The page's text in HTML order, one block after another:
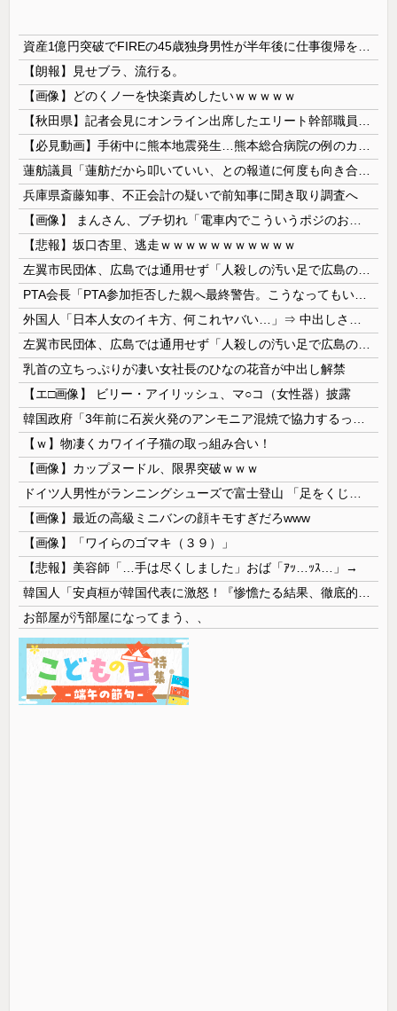
【朗報】見せブラ、流行る。
【画像】どのくノ一を快楽責めしたいｗｗｗｗｗ
兵庫県斎藤知事、不正会計の疑いで前知事に聞き取り調査へ
【悲報】坂口杏里、逃走ｗｗｗｗｗｗｗｗｗｗｗ
乳首の立ちっぷりが凄い女社長のひなの花音が中出し解禁
【エ□画像】 ビリー・アイリッシュ、マ○コ（女性器）披露
【ｗ】物凄くカワイイ子猫の取っ組み合い！
【画像】カップヌードル、限界突破ｗｗｗ
【画像】最近の高級ミニバンの顔キモすぎだろwww
【画像】「ワイらのゴマキ（３９）」
【悲報】美容師「…手は尽くしました」おば「ｱｯ…ｯｽ…」→
お部屋が汚部屋になってまう、、